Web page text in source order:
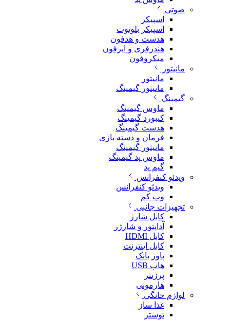
صوتی
اسپیکر
اسپیکر بلوتوث
هدست و هدفون
هندزفری و ایرفون
میکروفون
مانیتور
مانیتور
مانیتور گیمینگ
گیمینگ
ماوس گیمینگ
کیبورد گیمینگ
هدست گیمینگ
فرمان و دسته بازی
مانیتور گیمینگ
ماوس پد گیمینگ
گیم پد
ویدئو کنفرانس
ویدئو کنفرانس
وب کم
تجهیزات جانبی
کابل شارژ
آداپتور و شارژر
کابل HDMI
کابل اینترنت
پاور بانک
هاب USB
پرزنتر
هارمونی
لوازم خانگی
غذا ساز
توستر